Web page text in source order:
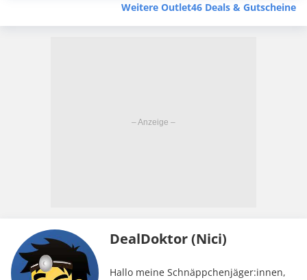
Weitere Outlet46 Deals & Gutscheine
DealDoktor (Nici)
Hallo meine Schnäppchenjäger:innen,